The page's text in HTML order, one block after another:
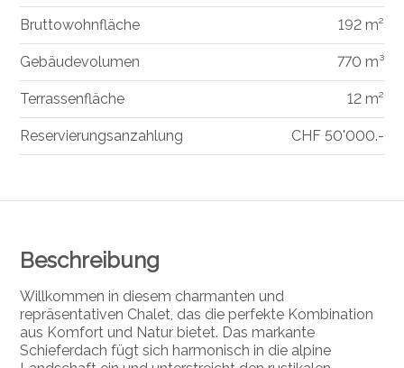
Beschreibung
Willkommen in diesem charmanten und
repräsentativen Chalet, das die perfekte Kombination
aus Komfort und Natur bietet. Das markante
Schieferdach fügt sich harmonisch in die alpine
Bruttowohnfläche 192 m²
Gebäudevolumen 770 m³
Terrassenfläche 12 m²
Reservierungsanzahlung CHF 50'000.-